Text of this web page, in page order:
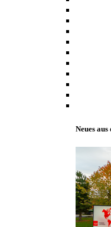
Neues